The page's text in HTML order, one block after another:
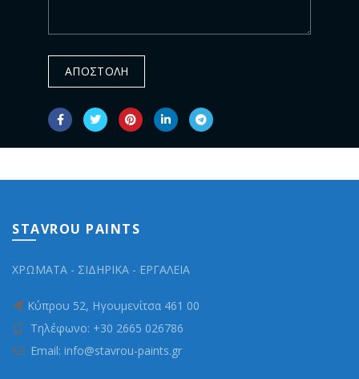
STAVROU PAINTS
ΧΡΩΜΑΤΑ - ΣΙΔΗΡΙΚΑ - ΕΡΓΑΛΕΙΑ
Κύπρου 52, Ηγουμενίτσα 461 00
Τηλέφωνο: +30 2665 026786
Email: info@stavrou-paints.gr